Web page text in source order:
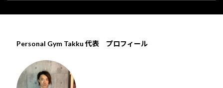
Personal Gym Takku 代表 プロフィール